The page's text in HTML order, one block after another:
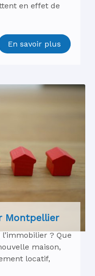
en effet de
En savoir plus
Montpellier
? Que
maison,
locatif,